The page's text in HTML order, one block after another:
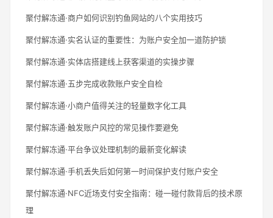
聚付解冻通·商户如何识别钓鱼网站的八个实用技巧
聚付解冻通·实名认证的重要性：为账户安全加一道防护锁
聚付解冻通·实体店搭建线上获客渠道的实操步骤
聚付解冻通·五步完成收款账户安全自检
聚付解冻通·小商户值得关注的轻量数字化工具
聚付解冻通·触发账户风控的常见操作要避免
聚付解冻通·平台争议处理机制的最新变化解读
聚付解冻通·手机丢失后如何第一时间保护支付账户安全
聚付解冻通·NFC近场支付安全指南：碰一碰付款背后的技术原
理